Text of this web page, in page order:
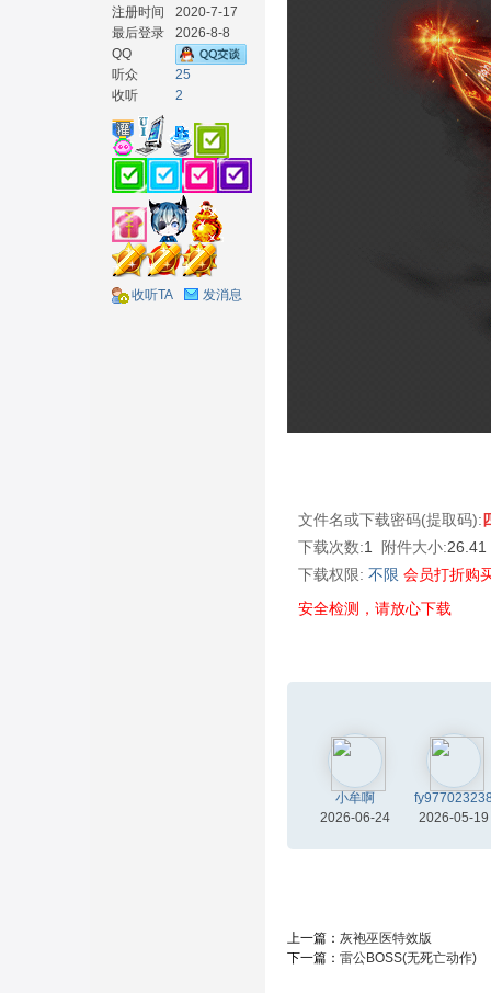
注册时间
2020-7-17
最后登录
2026-8-8
QQ
听众
25
收听
2
收听TA 发消息
文件名或下载密码(提取码):
下载次数:1 附件大小:
下载权限: 不限 会员打折购
安全检测，请放心下载
小牟啊
2026-06-24
2026-05-19
上一篇： 灰袍巫医特效版
下一篇： 雷公BOSS(无死亡动作)